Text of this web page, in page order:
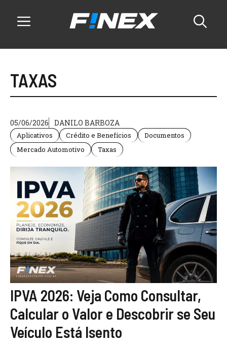
TAXAS
05/06/2026 DANILO BARBOZA
Aplicativos Crédito e Benefícios
Documentos
Mercado Automotivo
Taxas
IPVA 2026: Veja Como Consultar,
Calcular o Valor e Descobrir se Seu
Veículo Está Isento